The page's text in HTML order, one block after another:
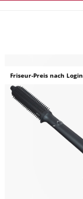
Friseur-Preis nach Login